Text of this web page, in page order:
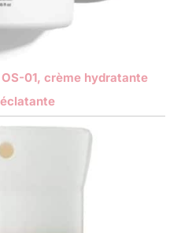
01, crème hydratante